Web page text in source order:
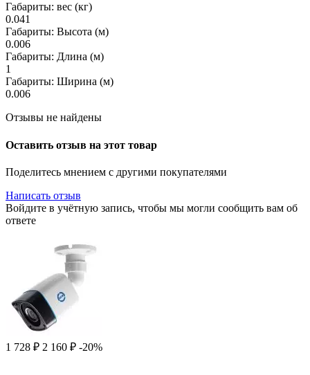
Габариты: вес (кг)
0.041
Габариты: Высота (м)
0.006
Габариты: Длина (м)
1
Габариты: Ширина (м)
0.006
Отзывы не найдены
Оставить отзыв на этот товар
Поделитесь мнением с другими покупателями
Написать отзыв
Войдите в учётную запись, чтобы мы могли сообщить вам об
ответе
1 728 ₽ 2 160 ₽ -20%